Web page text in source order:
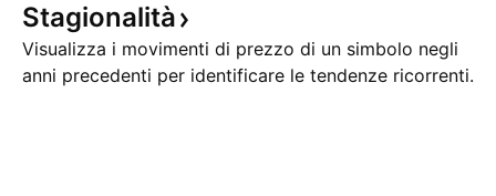
Stagionalità
Visualizza i movimenti di prezzo di un simbolo negli
anni precedenti per identificare le tendenze ricorrenti.